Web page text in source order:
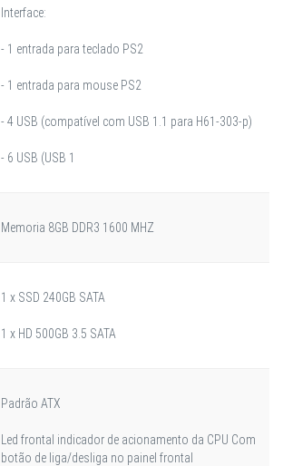
Interface:
- 1 entrada para teclado PS2
- 1 entrada para mouse PS2
- 4 USB (compatível com USB 1.1 para H61-303-p)
- 6 USB (USB 1
Memoria 8GB DDR3 1600 MHZ
1 x SSD 240GB SATA
1 x HD 500GB 3.5 SATA
Padrão ATX
Led frontal indicador de acionamento da CPU Com
botão de liga/desliga no painel frontal